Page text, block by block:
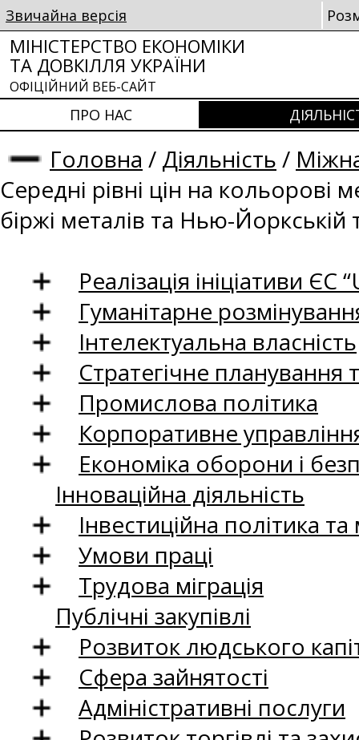
Звичайна версія
МІНІСТЕРСТВО ЕКОНОМІКИ
ТА ДОВКІЛЛЯ УКРАЇНИ
ОФІЦІЙНИЙ ВЕБ-САЙТ
ПРО НАС
Головна / Діяльність /
Середні рівні цін на кольорові
біржі металів та Нью-Йоркській
Реалізація ініціативи ЄС
Гуманітарне
Інтелектуальна власність
Стратегічне
Промислова політика
Корпоративне
Економіка оборони і
Інноваційна діяльність
Інвестиційна політика
Умови праці
Трудова міграція
Публічні закупівлі
Розвиток людського
Сфера зайнятості
Адміністративні послуги